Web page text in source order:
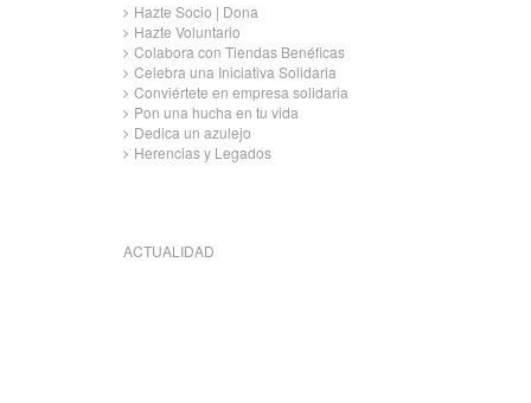
Hazte Socio | Dona
Hazte Voluntario
Colabora con Tiendas Benéficas
Celebra una Iniciativa Solidaria
Conviértete en empresa solidaria
Pon una hucha en tu vida
Dedica un azulejo
Herencias y Legados
ACTUALIDAD